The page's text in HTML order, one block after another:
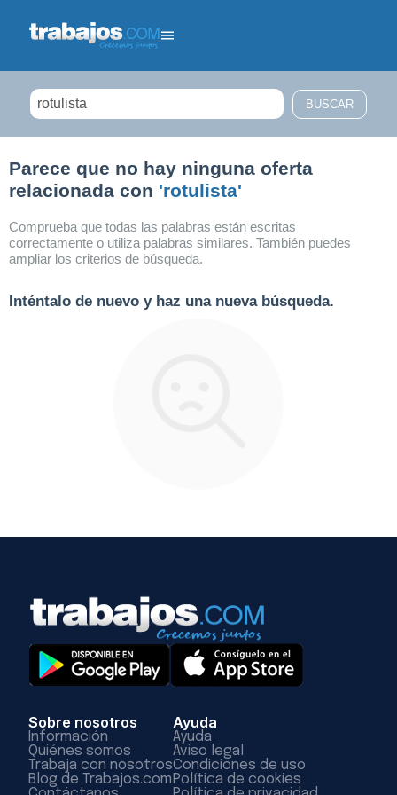
Parece que no hay ninguna oferta
relacionada con 'rotulista'
Comprueba que todas las palabras están escritas
correctamente o utiliza palabras similares. También puedes
ampliar los criterios de búsqueda.
Inténtalo de nuevo y haz una nueva búsqueda.
Sobre nosotros
Información
Quiénes somos
Trabaja con nosotros
Blog de Trabajos.com
Ayuda
Ayuda
Aviso legal
Condiciones de uso
Política de cookies